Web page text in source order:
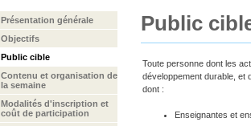
Présentation générale
Objectifs
Public cible
Contenu et organisation de
la semaine
Modalités d'inscription et
coût de participation
Public
Toute personne dont les
développement durable, et
dont :
Enseignantes et